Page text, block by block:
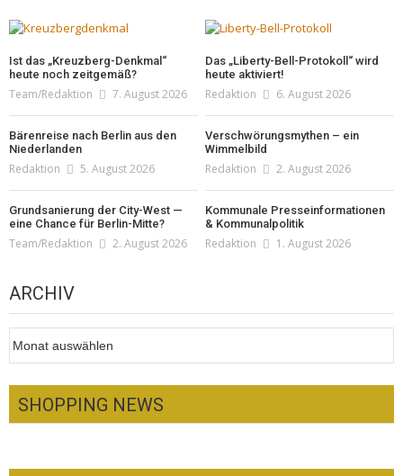
Ist das „Kreuzberg-Denkmal“
heute noch zeitgemäß?
Team/Redaktion 7. August 2026
Das „Liberty-Bell-Protokoll“ wird
heute aktiviert!
Redaktion 6. August 2026
Bärenreise nach Berlin aus den
Niederlanden
Redaktion 5. August 2026
Verschwörungsmythen – ein
Wimmelbild
Redaktion 2. August 2026
Grundsanierung der City-West —
eine Chance für Berlin-Mitte?
Team/Redaktion 2. August 2026
Kommunale Presseinformationen
& Kommunalpolitik
Redaktion 1. August 2026
ARCHIV
SHOPPING NEWS